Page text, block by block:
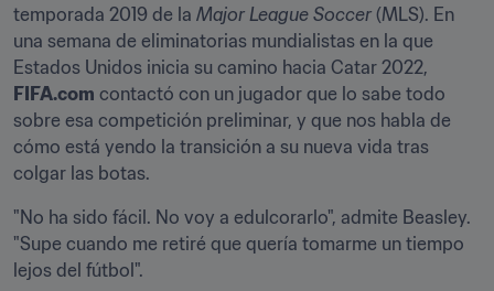
temporada 2019 de la Major League Soccer (MLS). En
una semana de eliminatorias mundialistas en la que
FIFA.com contactó con un jugador que lo sabe todo
sobre esa competición preliminar, y que nos habla de
cómo está yendo la transición a su nueva vida tras
colgar las botas.
"No ha sido fácil. No voy a edulcorarlo", admite Beasley.
"Supe cuando me retiré que quería tomarme un tiempo
lejos del fútbol".